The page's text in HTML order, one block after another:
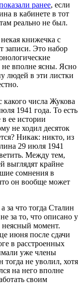
ранее, если
в кабинете в тот
реально не был.
книжечка с
записи. Это набор
вполне ясны. Ясно
людей в эти листки
числа Жукова
1941 года. То есть
ее истории
не ходил десяток
Никак: никто, из
29 июля 1941
Между тем,
выглядят крайне
сомнения в
он вообще может
за что тогда Сталин
за то, что описано у
неясный момент.
июня после сдачи
в расстроенных
уже члены
не уволил, хотя
на него вполне
своим